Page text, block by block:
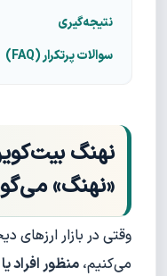
نتیجه‌گیری
سوالات پرتکرار (FAQ)
نهنگ
«نهنگ»
وقتی در بازار ارزهای
می‌کنیم، منظور افراد